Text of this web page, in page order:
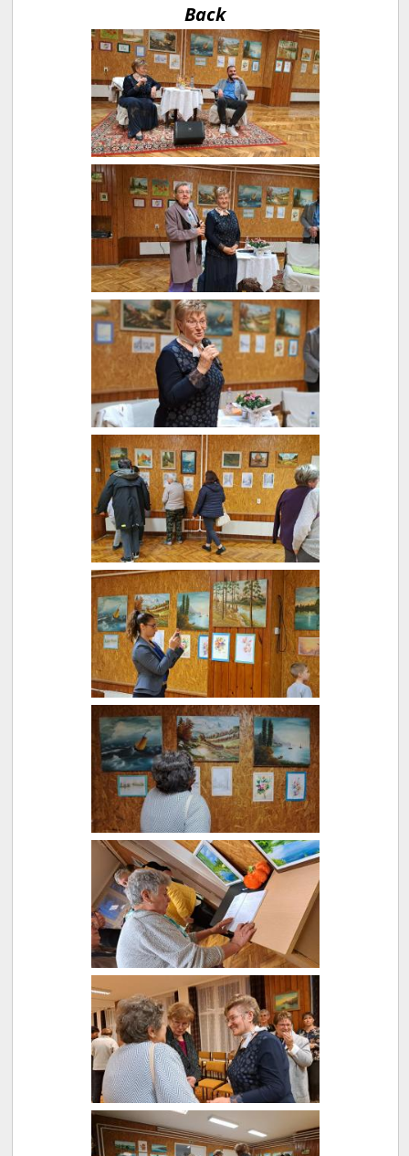
Back